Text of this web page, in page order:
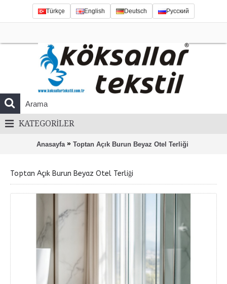
Türkçe English Deutsch Русский
KATEGORILER
Anasayfa » Toptan Açık Burun Beyaz Otel Terliği
Toptan Açık Burun Beyaz Otel Terliği